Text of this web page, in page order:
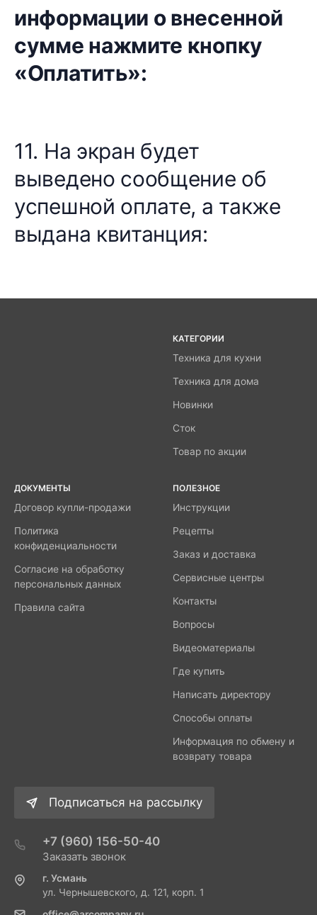
информации о внесенной
сумме нажмите кнопку
«Оплатить»:
11. На экран будет
выведено сообщение об
успешной оплате, а также
выдана квитанция:
КАТЕГОРИИ
Техника для кухни
Техника для дома
Новинки
Сток
Товар по акции
ДОКУМЕНТЫ
Договор купли-продажи
Политика
конфиденциальности
Согласие на обработку
персональных данных
Правила сайта
ПОЛЕЗНОЕ
Инструкции
Рецепты
Заказ и доставка
Сервисные центры
Контакты
Вопросы
Видеоматериалы
Где купить
Написать директору
Способы оплаты
Информация по обмену и
возврату товара
Подписаться на рассылку
+7 (960) 156-50-40
Заказать звонок
г. Усмань
ул. Чернышевского, д. 121, корп. 1